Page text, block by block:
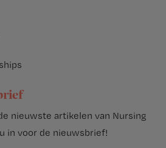
nieuwste artikelen van Nursing
in voor de nieuwsbrief!